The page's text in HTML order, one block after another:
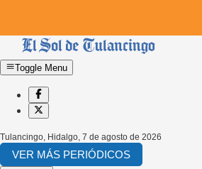
Toggle Menu
Tulancingo, Hidalgo, 7 de agosto de 2026
VER MÁS PERIÓDICOS